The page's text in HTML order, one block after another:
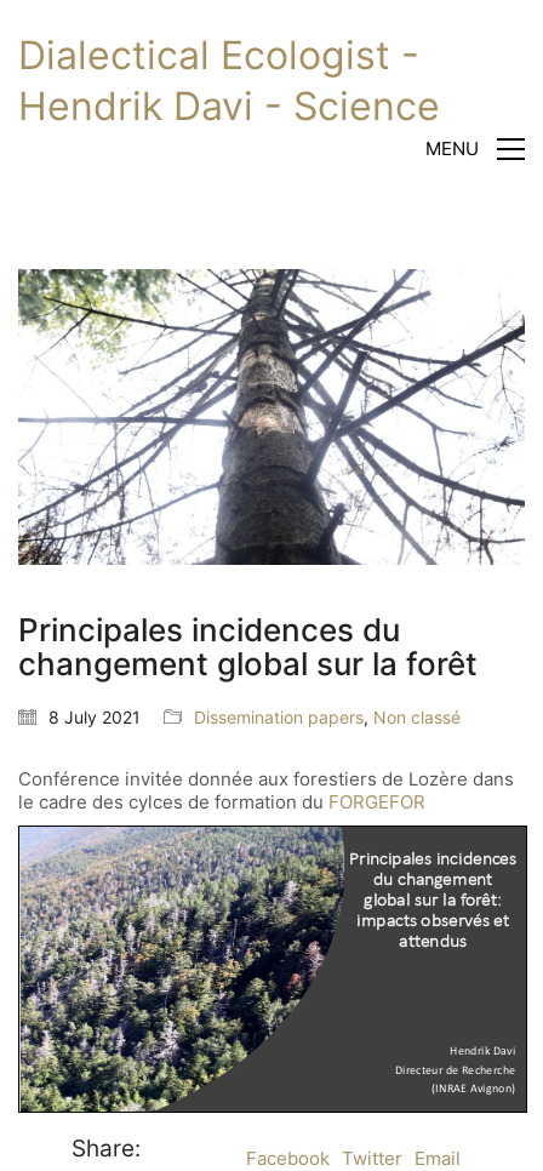
Dialectical Ecologist -
Hendrik Davi - Science
MENU
Principales incidences du
changement global sur la forêt
8 July 2021 Dissemination papers, Non classé
Conférence invitée donnée aux forestiers de Lozère dans
le cadre des cylces de formation du FORGEFOR
Share: Facebook Twitter Email